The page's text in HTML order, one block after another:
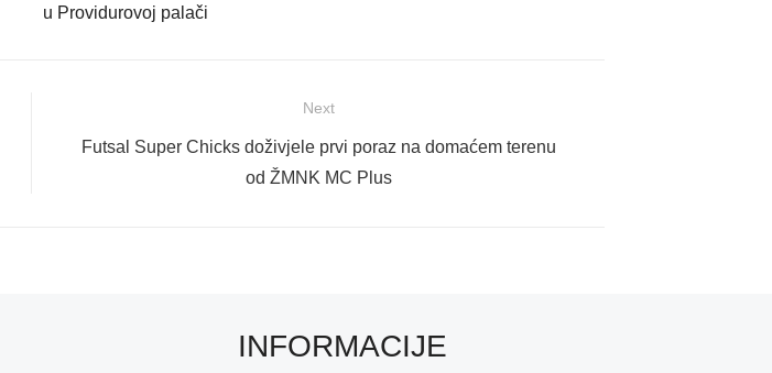
u Providurovoj palači
Next
Next
Futsal Super Chicks doživjele prvi poraz na domaćem terenu
od ŽMNK MC Plus
INFORMACIJE